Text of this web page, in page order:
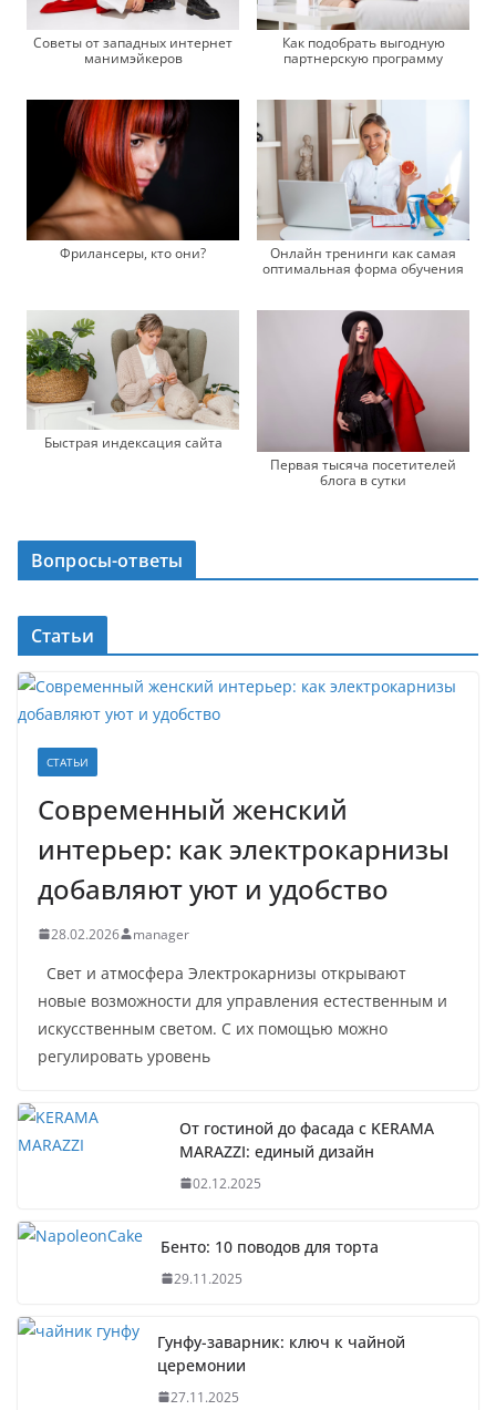
Советы от западных интернет
манимэйкеров
Как подобрать выгодную
партнерскую программу
Фрилансеры, кто они?
Онлайн тренинги как самая
оптимальная форма обучения
Быстрая индексация сайта
Первая тысяча посетителей
блога в сутки
Вопросы-ответы
Статьи
СТАТЬИ
Современный женский
интерьер: как электрокарнизы
добавляют уют и удобство
28.02.2026 manager
Свет и атмосфера Электрокарнизы открывают
новые возможности для управления естественным и
искусственным светом. С их помощью можно
регулировать уровень
От гостиной до фасада с KERAMA
MARAZZI: единый дизайн
02.12.2025
Бенто: 10 поводов для торта
29.11.2025
Гунфу-заварник: ключ к чайной
церемонии
27.11.2025